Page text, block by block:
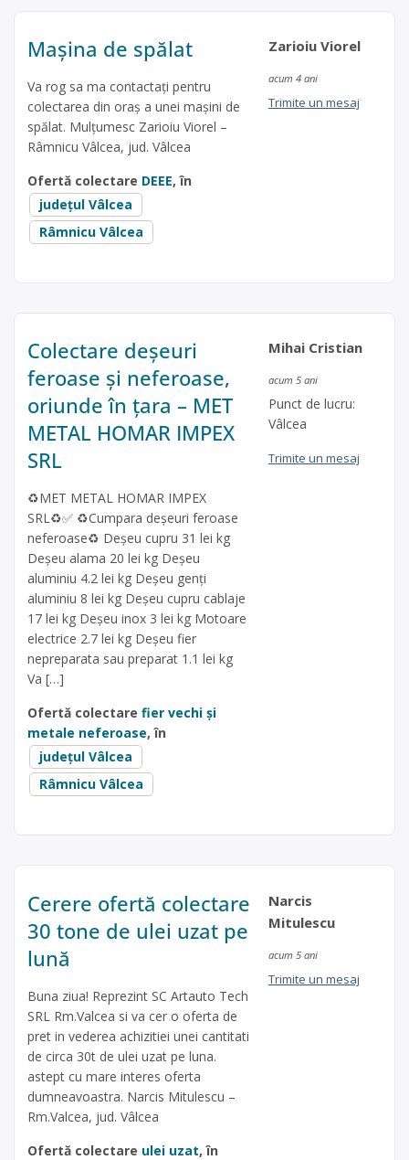
Mașina de spălat
Va rog sa ma contactați pentru
colectarea din oraș a unei mașini de
spălat. Mulțumesc Zarioiu Viorel –
Râmnicu Vâlcea, jud. Vâlcea
Ofertă colectare DEEE, în
județul Vâlcea
Râmnicu Vâlcea
Zarioiu Viorel
acum 4 ani
Trimite un mesaj
Colectare deșeuri
feroase și neferoase,
oriunde în țara – MET
METAL HOMAR IMPEX
SRL
♻️MET METAL HOMAR IMPEX
SRL♻️✅ ♻️Cumpara deșeuri feroase
neferoase♻️ Deșeu cupru 31 lei kg
Deșeu alama 20 lei kg Deșeu
aluminiu 4.2 lei kg Deșeu genți
aluminiu 8 lei kg Deșeu cupru cablaje
17 lei kg Deșeu inox 3 lei kg Motoare
electrice 2.7 lei kg Deșeu fier
nepreparata sau preparat 1.1 lei kg
Va […]
Ofertă colectare fier vechi și
metale neferoase, în
județul Vâlcea
Râmnicu Vâlcea
Mihai Cristian
acum 5 ani
Punct de lucru:
Vâlcea
Trimite un mesaj
Cerere ofertă colectare
30 tone de ulei uzat pe
lună
Buna ziua! Reprezint SC Artauto Tech
SRL Rm.Valcea si va cer o oferta de
pret in vederea achizitiei unei cantitati
de circa 30t de ulei uzat pe luna.
astept cu mare interes oferta
dumneavoastra. Narcis Mitulescu –
Rm.Valcea, jud. Vâlcea
Ofertă colectare ulei uzat, în
Narcis
Mitulescu
acum 5 ani
Trimite un mesaj